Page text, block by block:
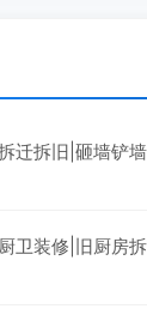
迁拆旧|砸墙铲
卫装修|旧厨房